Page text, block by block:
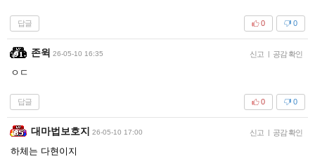
답글 0
0
존윅 26-05-10 16:35 신고 | 공감 확인
ㅇㄷ
답글 0
0
대마법보호지 26-05-10 17:00 신고 | 공감 확인
하체는 다현이지